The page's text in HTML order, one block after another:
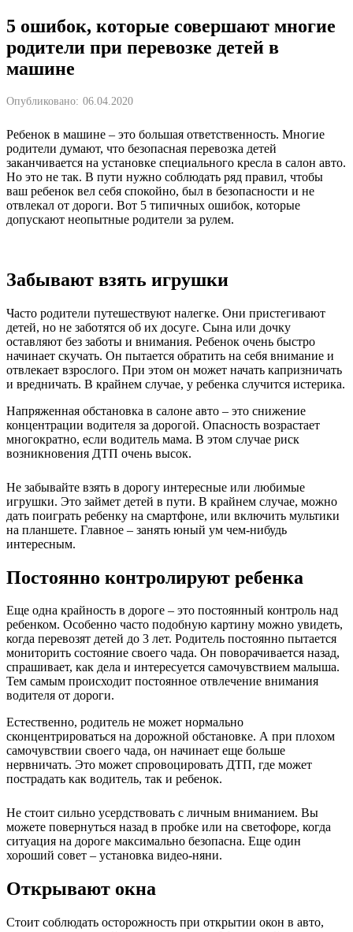
5 ошибок, которые совершают многие
родители при перевозке детей в
машине
Опубликовано: 06.04.2020
Ребенок в машине – это большая ответственность. Многие
родители думают, что безопасная перевозка детей
заканчивается на установке специального кресла в салон авто.
Но это не так. В пути нужно соблюдать ряд правил, чтобы
ваш ребенок вел себя спокойно, был в безопасности и не
отвлекал от дороги. Вот 5 типичных ошибок, которые
допускают неопытные родители за рулем.
Забывают взять игрушки
Часто родители путешествуют налегке. Они пристегивают
детей, но не заботятся об их досуге. Сына или дочку
оставляют без заботы и внимания. Ребенок очень быстро
начинает скучать. Он пытается обратить на себя внимание и
отвлекает взрослого. При этом он может начать капризничать
и вредничать. В крайнем случае, у ребенка случится истерика.
Напряженная обстановка в салоне авто – это снижение
концентрации водителя за дорогой. Опасность возрастает
многократно, если водитель мама. В этом случае риск
возникновения ДТП очень высок.
Не забывайте взять в дорогу интересные или любимые
игрушки. Это займет детей в пути. В крайнем случае, можно
дать поиграть ребенку на смартфоне, или включить мультики
на планшете. Главное – занять юный ум чем-нибудь
интересным.
Постоянно контролируют ребенка
Еще одна крайность в дороге – это постоянный контроль над
ребенком. Особенно часто подобную картину можно увидеть,
когда перевозят детей до 3 лет. Родитель постоянно пытается
мониторить состояние своего чада. Он поворачивается назад,
спрашивает, как дела и интересуется самочувствием малыша.
Тем самым происходит постоянное отвлечение внимания
водителя от дороги.
Естественно, родитель не может нормально
сконцентрироваться на дорожной обстановке. А при плохом
самочувствии своего чада, он начинает еще больше
нервничать. Это может спровоцировать ДТП, где может
пострадать как водитель, так и ребенок.
Не стоит сильно усердствовать с личным вниманием. Вы
можете повернуться назад в пробке или на светофоре, когда
ситуация на дороге максимально безопасна. Еще один
хороший совет – установка видео-няни.
Открывают окна
Стоит соблюдать осторожность при открытии окон в авто,